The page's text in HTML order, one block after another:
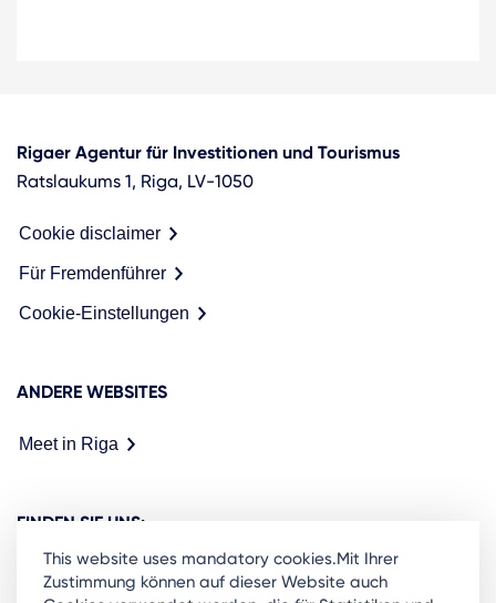
Rigaer Agentur für Investitionen und Tourismus
Ratslaukums 1, Riga, LV-1050
Cookie disclaimer
Für Fremdenführer
Cookie-Einstellungen
ANDERE WEBSITES
Meet in Riga
FINDEN SIE UNS:
This website uses mandatory cookies.Mit Ihrer
Zustimmung können auf dieser Website auch